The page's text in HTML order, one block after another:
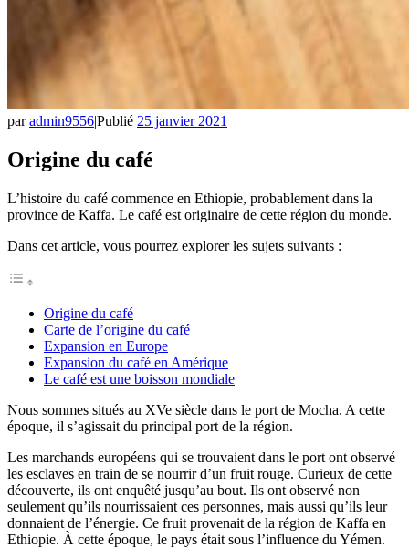
paradmin9556|Publié 25 janvier 2021
Origine du café
L’histoire du café commence en Ethiopie, probablement dans la
province de Kaffa. Le café est originaire de cette région du monde.
Dans cet article, vous pourrez explorer les sujets suivants :
Origine du café
Carte de l’origine du café
Expansion en Europe
Expansion du café en Amérique
Le café est une boisson mondiale
Nous sommes situés au XVe siècle dans le port de Mocha. A cette
époque, il s’agissait du principal port de la région.
Les marchands européens qui se trouvaient dans le port ont observé
les esclaves en train de se nourrir d’un fruit rouge. Curieux de cette
découverte, ils ont enquêté jusqu’au bout. Ils ont observé non
seulement qu’ils nourrissaient ces personnes, mais aussi qu’ils leur
donnaient de l’énergie. Ce fruit provenait de la région de Kaffa en
Ethiopie. À cette époque, le pays était sous l’influence du Yémen.